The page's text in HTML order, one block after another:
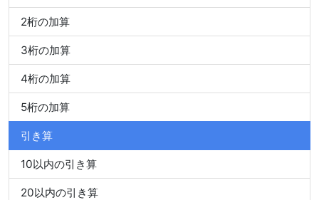
2桁の加算
3桁の加算
4桁の加算
5桁の加算
引き算
10以内の引き算
20以内の引き算